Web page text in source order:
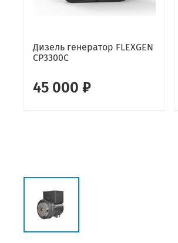
Дизель генератор FLEXGEN
CP3300C
45 000 ₽